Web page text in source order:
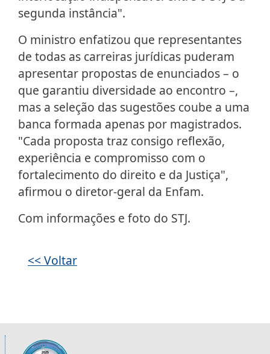
segunda instância".
O ministro enfatizou que representantes
de todas as carreiras jurídicas puderam
apresentar propostas de enunciados – o
que garantiu diversidade ao encontro –,
mas a seleção das sugestões coube a uma
banca formada apenas por magistrados.
"Cada proposta traz consigo reflexão,
experiência e compromisso com o
fortalecimento do direito e da Justiça",
afirmou o diretor-geral da Enfam.
Com informações e foto do STJ.
<< Voltar
Informações úteis sobre os órgãos da 2ª
Imagem